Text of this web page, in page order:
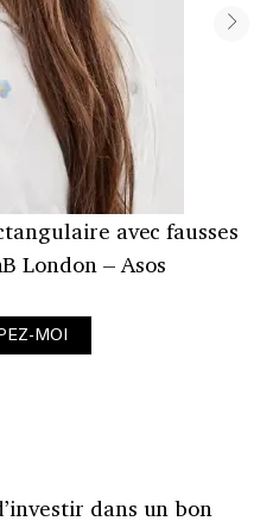
avec fausses
London – Asos
MOI
dans un bon